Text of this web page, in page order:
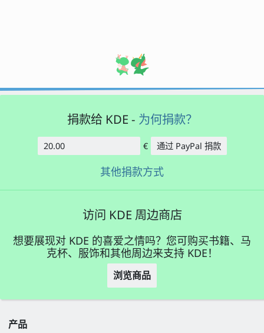
捐款给 KDE - 为何捐款？
数额
€ 通过 PayPal 捐款
其他捐款方式
访问 KDE 周边商店
想要展现对 KDE 的喜爱之情吗？您可购买书籍、马
克杯、服饰和其他周边来支持 KDE！
浏览商品
产品